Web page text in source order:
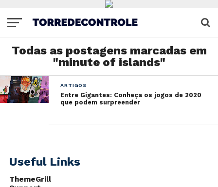
Todas as postagens marcadas em
"minute of islands"
ARTIGOS
Entre Gigantes: Conheça os jogos de 2020
que podem surpreender
Useful Links
ThemeGrill